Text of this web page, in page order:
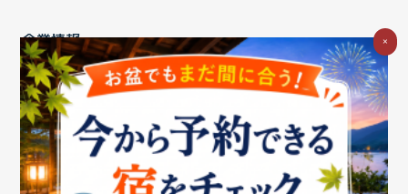
企業情報
ご利用中の方
お問い合わせ消費税の表示 ウェブアクセシビリティの取り組み
個人情報保護ポリシープライバシーポータル
Cookieポリシー
特定商取引法に基づく表記情報セキュリティ基本方針
×